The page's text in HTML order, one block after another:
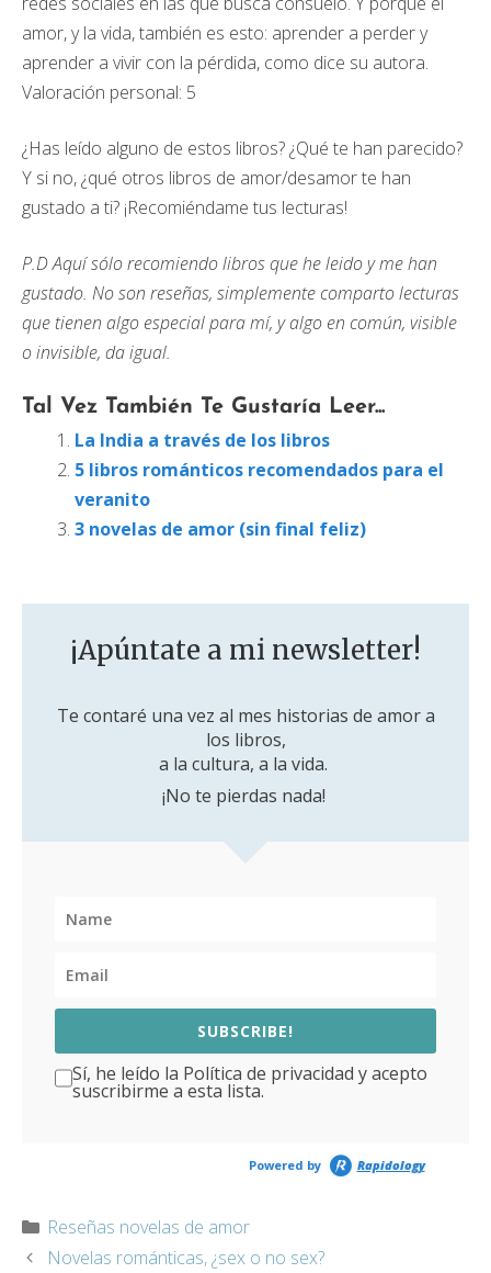
amor, y la vida, también es esto: aprender a perder y
aprender a vivir con la pérdida, como dice su autora.
Valoración personal: 5
¿Has leído alguno de estos libros? ¿Qué te han parecido?
Y si no, ¿qué otros libros de amor/desamor te han
gustado a ti? ¡Recomiéndame tus lecturas!
P.D Aquí sólo recomiendo libros que he leido y me han
gustado. No son reseñas, simplemente comparto lecturas
que tienen algo especial para mí, y algo en común, visible
o invisible, da igual.
Tal Vez También Te Gustaría Leer...
La India a través de los libros
5 libros románticos recomendados para el
veranito
3 novelas de amor (sin final feliz)
¡Apúntate a mi newsletter!
Te contaré una vez al mes historias de amor a
los libros,
a la cultura, a la vida.
¡No te pierdas nada!
SUBSCRIBE!
Sí, he leído la Política de privacidad y acepto
suscribirme a esta lista.
Powered by Rapidology
Categorías
Reseñas novelas de amor
Novelas románticas, ¿sex o no sex?